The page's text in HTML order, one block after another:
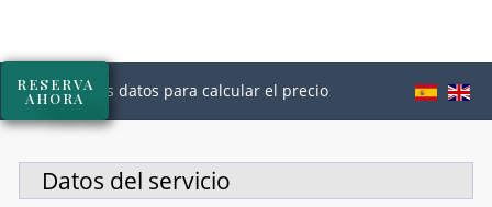
RESERVA
AHORA